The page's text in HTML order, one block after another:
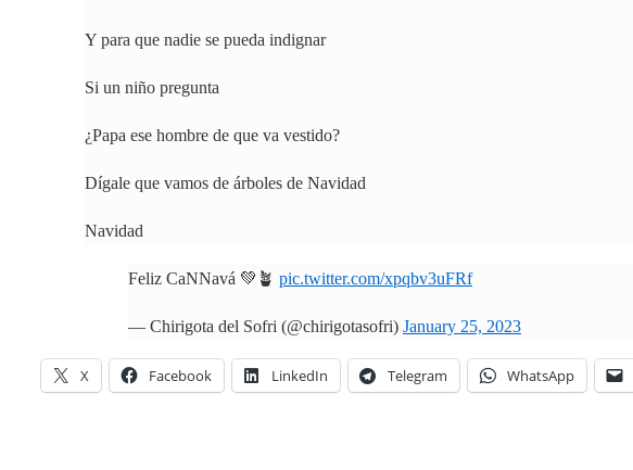
Y para que nadie se pueda indignar
Si un niño pregunta
¿Papa ese hombre de que va vestido?
Dígale que vamos de árboles de Navidad
Navidad
Feliz CaNNavá 💚🪴 pic.twitter.com/xpqbv3uFRf
— Chirigota del Sofri (@chirigotasofri) January 25, 2023
X Facebook LinkedIn Telegram WhatsApp